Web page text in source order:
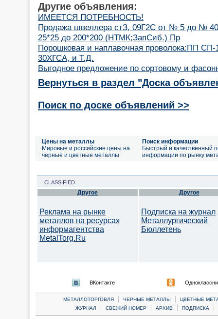
Другие объявления:
ИМЕЕТСЯ ПОТРЕБНОСТЬ!
Продажа швеллера стЗ, 09Г2С от № 5 до №
25*25 до 200*200 (НТМК;ЗапСиб.) Пр
Порошковая и наплавочная проволока:ПП
30ХГСА, и Т.Д.
Выгодное предложение по сортовому и
Вернуться в раздел "Доска
Поиск по доске объявлений >>
Цены на металлы
Мировые и российские цены на
черные и цветные металлы
Поиск информации
Быстрый и качественный
информации по рынку
CLASSIFIED
Другое
Реклама на рынке
металлов на ресурсах
информагентства
MetalTorg.Ru
Другое
Подписка на журнал
Металлургический
Бюллетень
ВКонтакте
МЕТАЛЛОТОРГОВЛЯ | ЧЕРНЫЕ МЕТАЛЛЫ |
ЦВЕТНЫЕ
ЖУРНАЛ
| СВЕЖИЙ НОМЕР | АРХИВ | ПОДПИСКА |